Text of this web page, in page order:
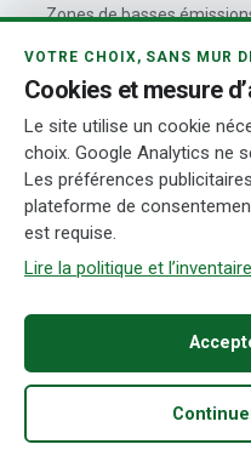
Zones de basses
Code de la route belge
VOITUREBELGIQUE
Outils automobiles
À propos de
Politique éditoriale
Contact
Transparence
Accueil Acheter
VOTRE CHOIX, SANS MUR
Cookies et mesure
Le site utilise un cookie
choix. Google Analytics ne
Les préférences
plateforme de
est requise.
Lire la politique et